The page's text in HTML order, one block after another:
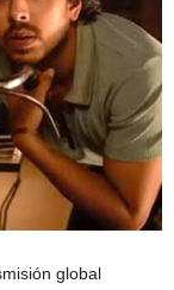
global